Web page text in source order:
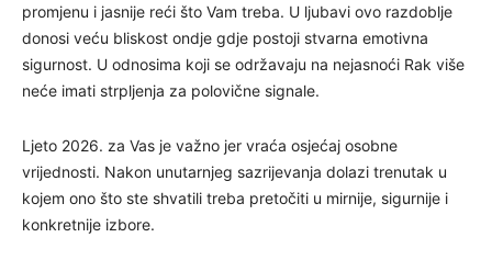
promjenu i jasnije reći što Vam treba. U ljubavi ovo razdoblje
donosi veću bliskost ondje gdje postoji stvarna emotivna
sigurnost. U odnosima koji se održavaju na nejasnoći Rak više
neće imati strpljenja za polovične signale.
Ljeto 2026. za Vas je važno jer vraća osjećaj osobne
vrijednosti. Nakon unutarnjeg sazrijevanja dolazi trenutak u
kojem ono što ste shvatili treba pretočiti u mirnije, sigurnije i
konkretnije izbore.